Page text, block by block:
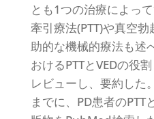
とも1つの治療によっ
牽引療法(PTT)や真空
助的な機械的療法も述
おけるPTTとVEDの役
レビューし、要約した
までに、PD患者のPTT